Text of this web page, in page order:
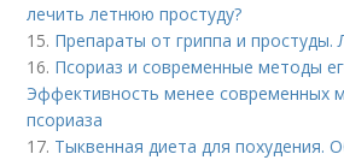
лечить летнюю простуду?
15. Препараты от гриппа и простуды.
16. Псориаз и современные методы
Эффективность менее современных
псориаза
17. Тыквенная диета для похудения.